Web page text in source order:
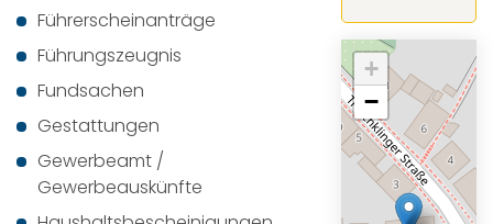
Führerscheinanträge
Führungszeugnis
Fundsachen
Gestattungen
Gewerbeamt /
Gewerbeauskünfte
+
−